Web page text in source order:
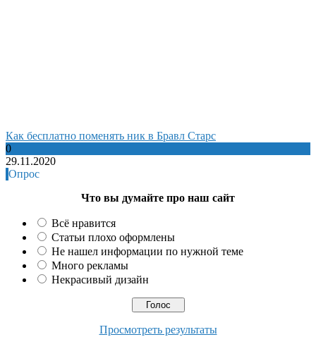
Как бесплатно поменять ник в Бравл Старс
0
29.11.2020
Опрос
Что вы думайте про наш сайт
Всё нравится
Статьи плохо оформлены
Не нашел информации по нужной теме
Много рекламы
Некрасивый дизайн
Просмотреть результаты